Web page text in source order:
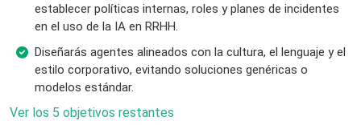
establecer políticas internas, roles y planes de incidentes
en el uso de la IA en RRHH.
Diseñarás agentes alineados con la cultura, el lenguaje y el
estilo corporativo, evitando soluciones genéricas o
modelos estándar.
Ver los 5 objetivos restantes